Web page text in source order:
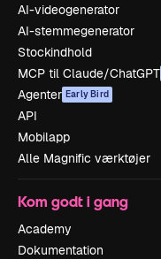
AI-videogenerator
AI-stemmegenerator
Stockindhold
MCP til Claude/ChatGPT
Agenter Early Bird
API
Mobilapp
Alle Magnific værktøjer
Kom godt i gang
Academy
Dokumentation